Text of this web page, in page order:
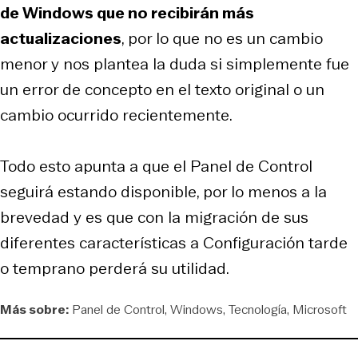
de Windows que no recibirán más
actualizaciones, por lo que no es un cambio
menor y nos plantea la duda si simplemente fue
un error de concepto en el texto original o un
cambio ocurrido recientemente.
Todo esto apunta a que el Panel de Control
seguirá estando disponible, por lo menos a la
brevedad y es que con la migración de sus
diferentes características a Configuración tarde
o temprano perderá su utilidad.
Más sobre: Panel de Control Windows Tecnología Microsoft